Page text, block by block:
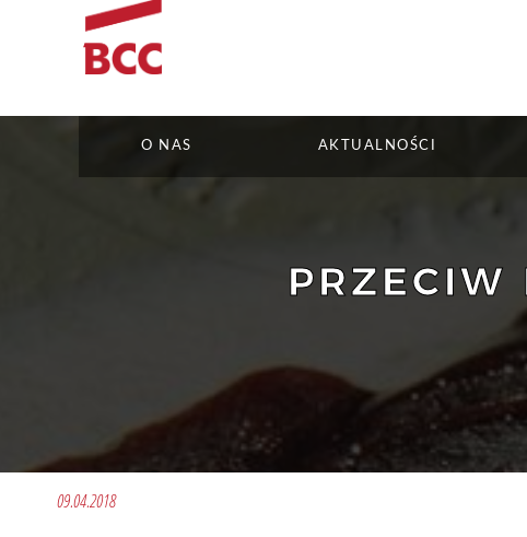
O NAS AKTUALNOŚCI
PRZECIW
09.04.2018